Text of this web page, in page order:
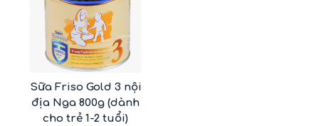
Sữa Friso Gold 3 nội
địa Nga 800g (dành
cho trẻ 1-2 tuổi)